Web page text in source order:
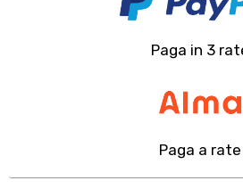
Paga in 3
Paga a rate